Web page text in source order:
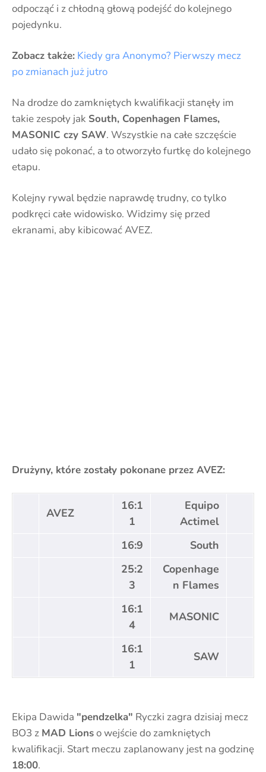
odpocząć i z chłodną głową podejść do kolejnego
pojedynku.
Zobacz także: Kiedy gra Anonymo? Pierwszy mecz
po zmianach już jutro
Na drodze do zamkniętych kwalifikacji stanęły im
takie zespoły jak South, Copenhagen Flames,
MASONIC czy SAW. Wszystkie na całe szczęście
udało się pokonać, a to otworzyło furtkę do kolejnego
etapu.
Kolejny rywal będzie naprawdę trudny, co tylko
podkręci całe widowisko. Widzimy się przed
ekranami, aby kibicować AVEZ.
Drużyny, które zostały pokonane przez AVEZ:
AVEZ
16:1
1
Equipo
Actimel
16:9
South
25:2
3
Copenhage
n Flames
16:1
4
MASONIC
16:1
1
SAW
Ekipa Dawida "pendzelka" Ryczki zagra dzisiaj mecz
BO3 z MAD Lionso wejście do zamkniętych
kwalifikacji. Start meczu zaplanowany jest na godzinę
18:00.